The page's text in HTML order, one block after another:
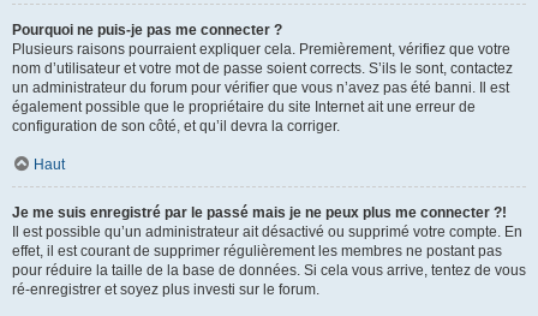
Pourquoi ne puis-je pas me connecter ?
Plusieurs raisons pourraient expliquer cela. Premièrement, vérifiez que votre
nom d’utilisateur et votre mot de passe soient corrects. S’ils le sont, contactez
un administrateur du forum pour vérifier que vous n’avez pas été banni. Il est
également possible que le propriétaire du site Internet ait une erreur de
configuration de son côté, et qu’il devra la corriger.
Haut
Je me suis enregistré par le passé mais je ne peux plus me connecter ?!
Il est possible qu’un administrateur ait désactivé ou supprimé votre compte. En
effet, il est courant de supprimer régulièrement les membres ne postant pas
pour réduire la taille de la base de données. Si cela vous arrive, tentez de vous
ré-enregistrer et soyez plus investi sur le forum.